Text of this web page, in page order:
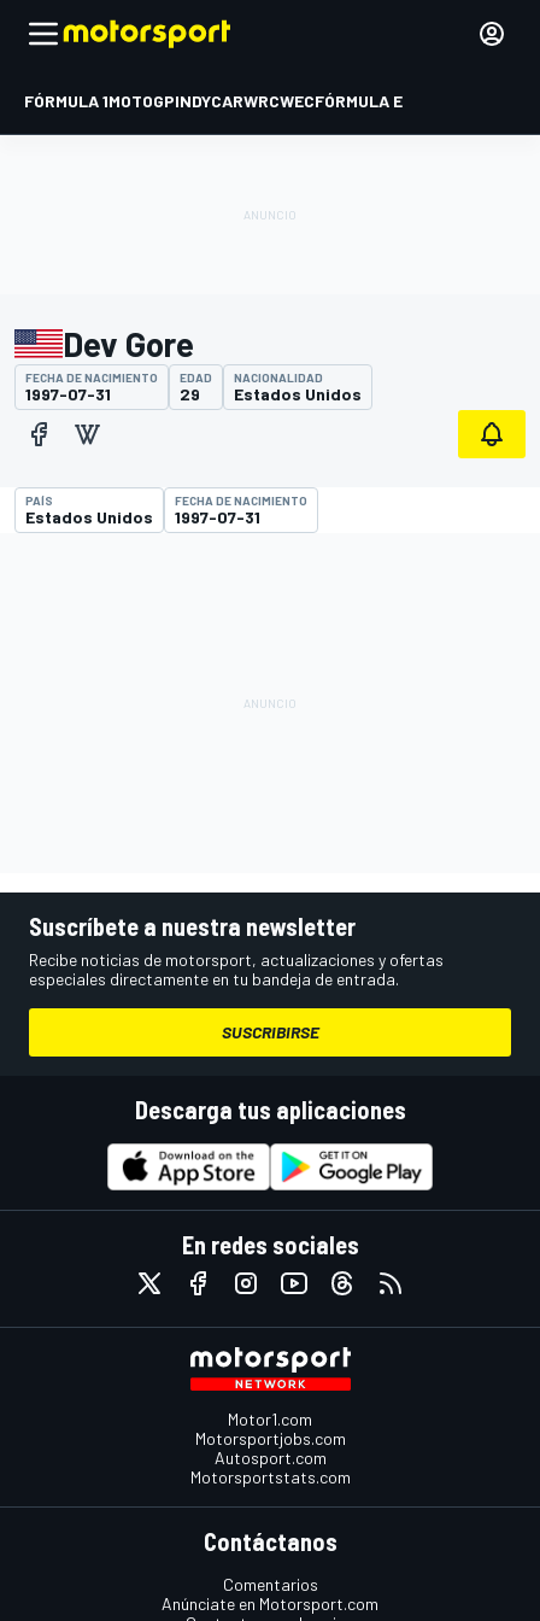
FÓRMULA 1MOTOGPINDYCARWRCWECFÓRMULA E
Dev Gore
FECHA DE NACIMIENTO
1997-07-31
EDAD
29
NACIONALIDAD
Estados Unidos
PAÍS
Estados Unidos
FECHA DE NACIMIENTO
1997-07-31
Suscríbete a nuestra newsletter
Recibe noticias de motorsport, actualizaciones y ofertas
especiales directamente en tu bandeja de entrada.
SUSCRIBIRSE
Descarga tus aplicaciones
En redes sociales
Motor1.com
Motorsportjobs.com
Autosport.com
Motorsportstats.com
Contáctanos
Comentarios
Anúnciate en Motorsport.com